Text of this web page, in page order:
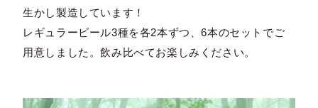
生かし製造しています！
レギュラービール3種を各2本ずつ、6本のセットでご
用意しました。飲み比べてお楽しみください。